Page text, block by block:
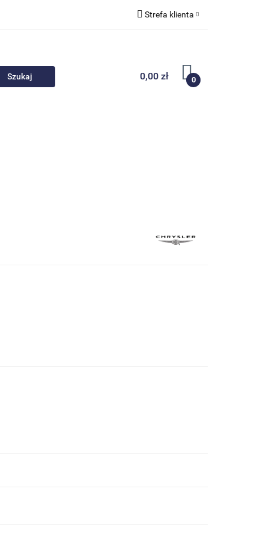
Strefa klienta
Zarejestruj się
Dodaj zgłoszenie
0,00 zł 0